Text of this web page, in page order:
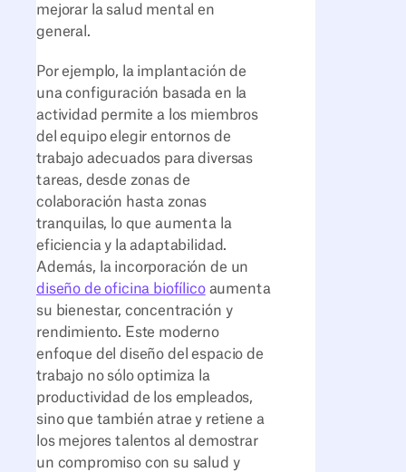
mejorar la salud mental en
general.
Por ejemplo, la implantación de
una configuración basada en la
actividad permite a los miembros
del equipo elegir entornos de
trabajo adecuados para diversas
tareas, desde zonas de
colaboración hasta zonas
tranquilas, lo que aumenta la
eficiencia y la adaptabilidad.
Además, la incorporación de un
diseño de oficina biofílicoaumenta
su bienestar, concentración y
rendimiento. Este moderno
enfoque del diseño del espacio de
trabajo no sólo optimiza la
productividad de los empleados,
sino que también atrae y retiene a
los mejores talentos al demostrar
un compromiso con su salud y